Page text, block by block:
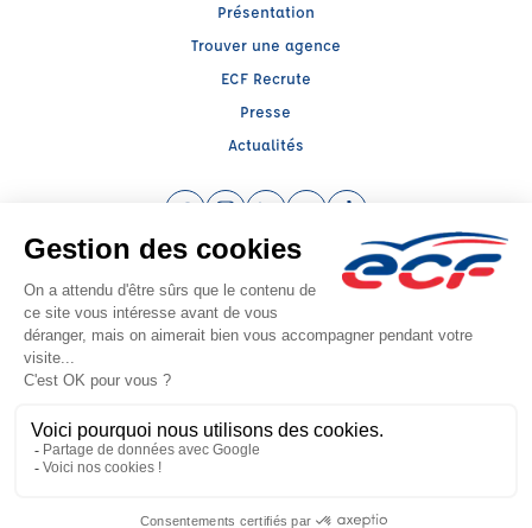
Présentation
Trouver une agence
ECF Recrute
Presse
Actualités
Instagram (nouvelle fenêtre)
LinkedIn (nouvelle fenêtre)
YouTube (nouvelle fenêtre)
TikTok (nouvelle
Raison sociale : CENTRE DE FORMATION TRANSPORT - Capital social: 200000€
SIREN: 323590786 - Numéro de TVA intracommunautaire: FR 56 323590786
Agrément n°E0306212110
Siège social : Rte de Quéhen -ZA Canardière , ISQUES (62360) - Représentant